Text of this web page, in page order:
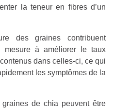
la teneur en fibres d’un
des graines contribuent
mesure à améliorer le taux
dans celles-ci, ce qui
les symptômes de la
de chia peuvent être